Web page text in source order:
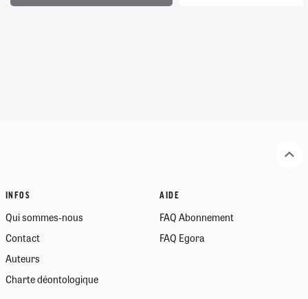
INFOS
Qui sommes-nous
Contact
Auteurs
Charte déontologique
AIDE
FAQ Abonnement
FAQ Egora